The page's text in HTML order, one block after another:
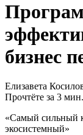
бизнес
Елизавета
Прочтёте за 3 мин.
«Самый сильный
экосистемный»